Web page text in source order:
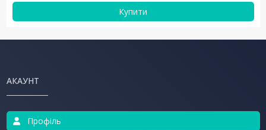
Купити
АКАУНТ
Профіль